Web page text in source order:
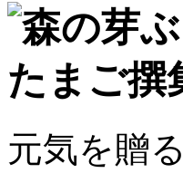
元気を贈